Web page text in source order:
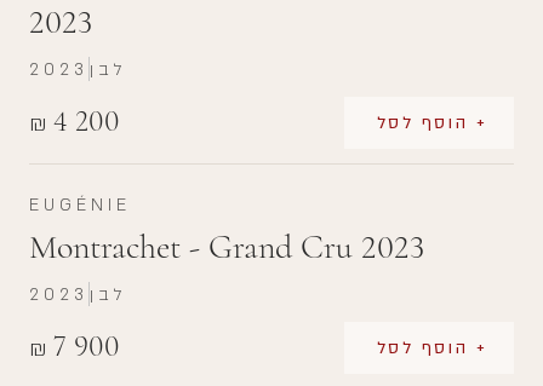
2023
₪ 4 200 + הוסף לסל
2023 לבן
EUGÉNIE
Montrachet - Grand Cru 2023
₪ 7 900 + הוסף לסל
2023 לבן